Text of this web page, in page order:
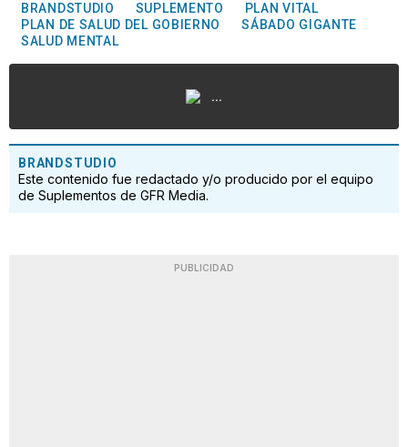
BRANDSTUDIO SUPLEMENTO
PLAN VITAL
PLAN DE SALUD DEL GOBIERNO
SÁBADO GIGANTE
SALUD MENTAL
...
BRANDSTUDIO
Este contenido fue redactado y/o producido por el equipo
de Suplementos de GFR Media.
PUBLICIDAD